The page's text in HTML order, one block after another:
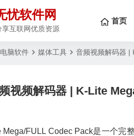
忧软件网
享互联网优质资源
首页
电脑软件 媒体工具 音频视频解码器 |
视频解码器 | K-Lite
Mega/FULL Codec Pack是一个完